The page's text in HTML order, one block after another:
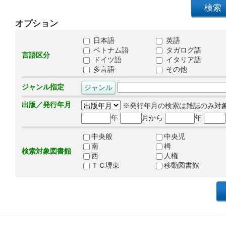
オプション
言語区分
日本語
英語
ベトナム語
タガログ語
ドイツ語
イタリア語
多言語
その他
ジャンル指定
出版／発行年月
※発行年月の検索は雑誌のみ対
年
月から 年
検索対象図書館
中央般
中央児
南
栂
西
人権
ＴＣ堺東
移動図書館